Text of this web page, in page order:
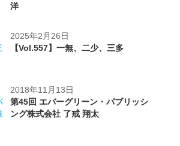
洋
2025年2月26日
【Vol.557】一無、二少、三多
2018年11月13日
第45回 エバーグリーン・パブリッシ
ング株式会社 了戒 翔太